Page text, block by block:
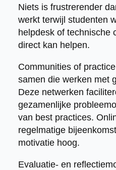
Niets is frustrerender
werkt terwijl studenten
helpdesk of technische
direct kan helpen.
Communities of
samen die werken met
Deze netwerken
gezamenlijke
van best practices.
regelmatige
motivatie hoog.
Evaluatie- en